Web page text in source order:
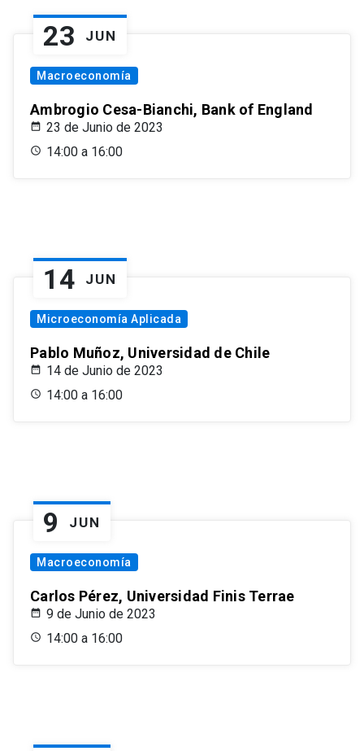
23 JUN
Macroeconomía
Ambrogio Cesa-Bianchi, Bank of England
23 de Junio de 2023
14:00 a 16:00
14 JUN
Microeconomía Aplicada
Pablo Muñoz, Universidad de Chile
14 de Junio de 2023
14:00 a 16:00
9 JUN
Macroeconomía
Carlos Pérez, Universidad Finis Terrae
9 de Junio de 2023
14:00 a 16:00